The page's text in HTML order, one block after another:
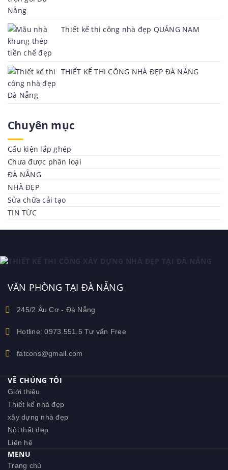
Thiết kế thi công nhà đẹp QUẢNG NAM
THIẾT KẾ THI CÔNG NHÀ ĐẸP ĐÀ NẴNG
Chuyên mục
Cấu kiện lắp ghép
Chưa được phân loại
ĐÀ NẴNG
NHÀ ĐẸP
Sửa chữa cải tạo
TIN TỨC
VĂN PHÒNG TẠI ĐÀ NẴNG
245/2 Âu Cơ - Đà Nẵng
Hotline: 0973.551.5 Tư vấn Free
fatcons@gmail.com
VỀ CHÚNG TÔI
Giới thiệu
Thiết kế nhà đẹp
xây dựng nhà đẹp
Nội thất đẹp
Liên hệ
MENU
Trang chủ